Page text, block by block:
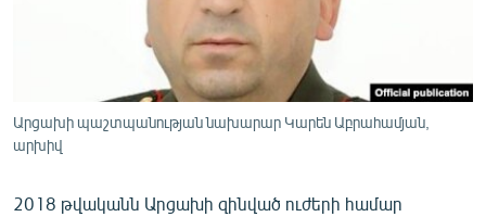
ՄԵԿՆԱԲԱՆՈՒԹՅՈՒՆ
ԿՈՐՈՆԱՎԻՐՈՒՍ
ԱՐԽԻՎ
ՏԵՍԱՆՅՈՒԹԵՐ
Արցախի պաշտպանության նախարար Կարեն Աբրահամյան,
արխիվ
2018 թվականն Արցախի զինված ուժերի համար